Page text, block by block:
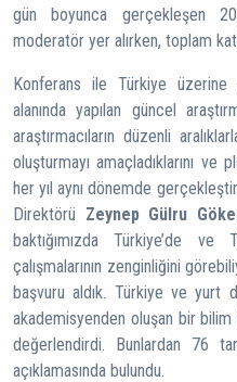
gün boyunca gerçekleşen
moderatör yer alırken, toplam
Konferans ile Türkiye üzerine
alanında yapılan güncel
araştırmacıların düzenli
oluşturmayı amaçladıklarını ve
her yıl aynı dönemde
Direktörü Zeynep Gülru
baktığımızda Türkiye’de
çalışmalarının zenginliğini
başvuru aldık. Türkiye ve yurt
akademisyenden oluşan bir
değerlendirdi. Bunlardan 76
açıklamasında bulundu.